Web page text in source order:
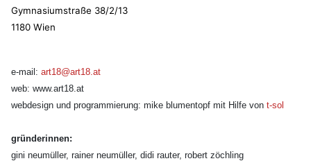
Gymnasiumstraße 38/2/13
1180 Wien
e-mail: art18@art18.at
web: www.art18.at
webdesign und programmierung: mike blumentopf mit Hilfe von t-sol
gründerinnen:
gini neumüller, rainer neumüller, didi rauter, robert zöchling